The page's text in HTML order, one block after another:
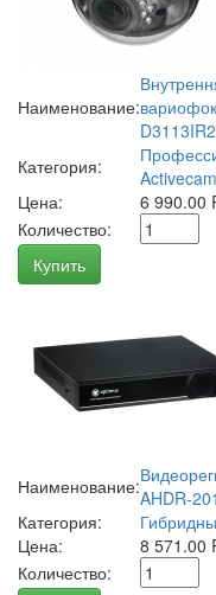
Наименование:
D3113IR2
Категория:
Цена:
6 990.00
Количество:
Купить
Наименование:AHDR-
Категория:
Цена:
8 571.00
Количество: